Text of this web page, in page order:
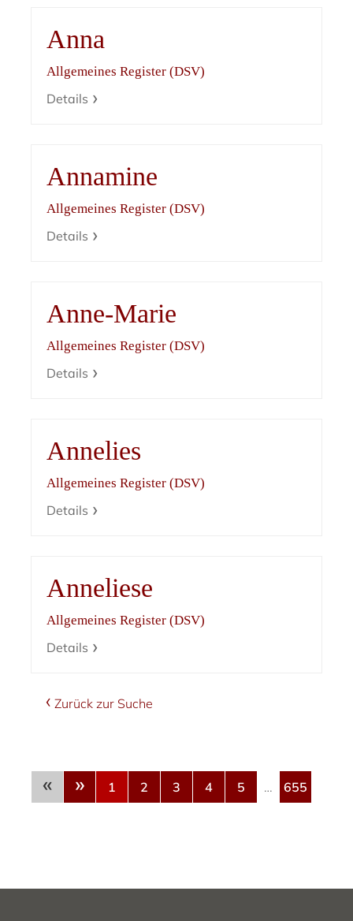
Anna
Allgemeines Register (DSV)
Details
Annamine
Allgemeines Register (DSV)
Details
Anne-Marie
Allgemeines Register (DSV)
Details
Annelies
Allgemeines Register (DSV)
Details
Anneliese
Allgemeines Register (DSV)
Details
Zurück zur Suche
« » 1 2 3 4 5 … 655